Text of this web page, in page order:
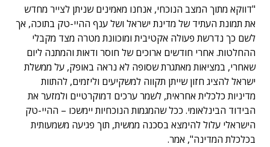
"דווקא מתוך המצב הנוכחי, אנחנו מאמינים שניתן לצייר מחדש
את תמונת העתיד של מדינת ישראל ושל ענף ההיי-טק בתוכה, אך
לשם כך נדרשת פעולה אקטיבית ומוכוונת מטרה מצד מקבלי
ההחלטות. אחרי חודשים ארוכים של חוסר ודאות והמתנה ליום
שאחרי, במציאות מאתגרת שסופה לא נראה באופק, על ממשלת
ישראל להציג חזון שייתן תקווה למשקיעים וליזמים, להתוות
מדיניות כלכלית אחראית, לשמר ערכים דמוקרטיים ולמזער את
הבידוד הבינלאומי. ככל שהמגמות הנוכחיות יימשכו – ההיי-טק
הישראלי עלול להימצא בסכנה ממשית, תוך פגיעה משמעותית
בכלכלת המדינה", אמר.